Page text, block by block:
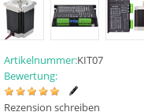
Artikelnummer:KIT07
Bewertung:
Rezension schreiben